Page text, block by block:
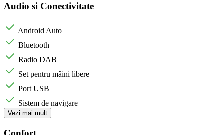
Audio si Conectivitate
Android Auto
Bluetooth
Radio DAB
Set pentru mâini libere
Port USB
Sistem de navigare
Vezi mai mult
Confort